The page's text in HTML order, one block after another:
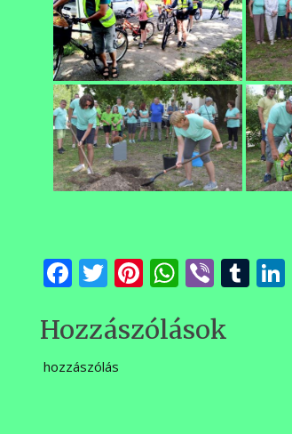
Facebook
Twitter
Pinterest
Viber
Hozzászólások
hozzászólás